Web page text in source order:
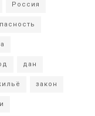
Россия
дан
закон